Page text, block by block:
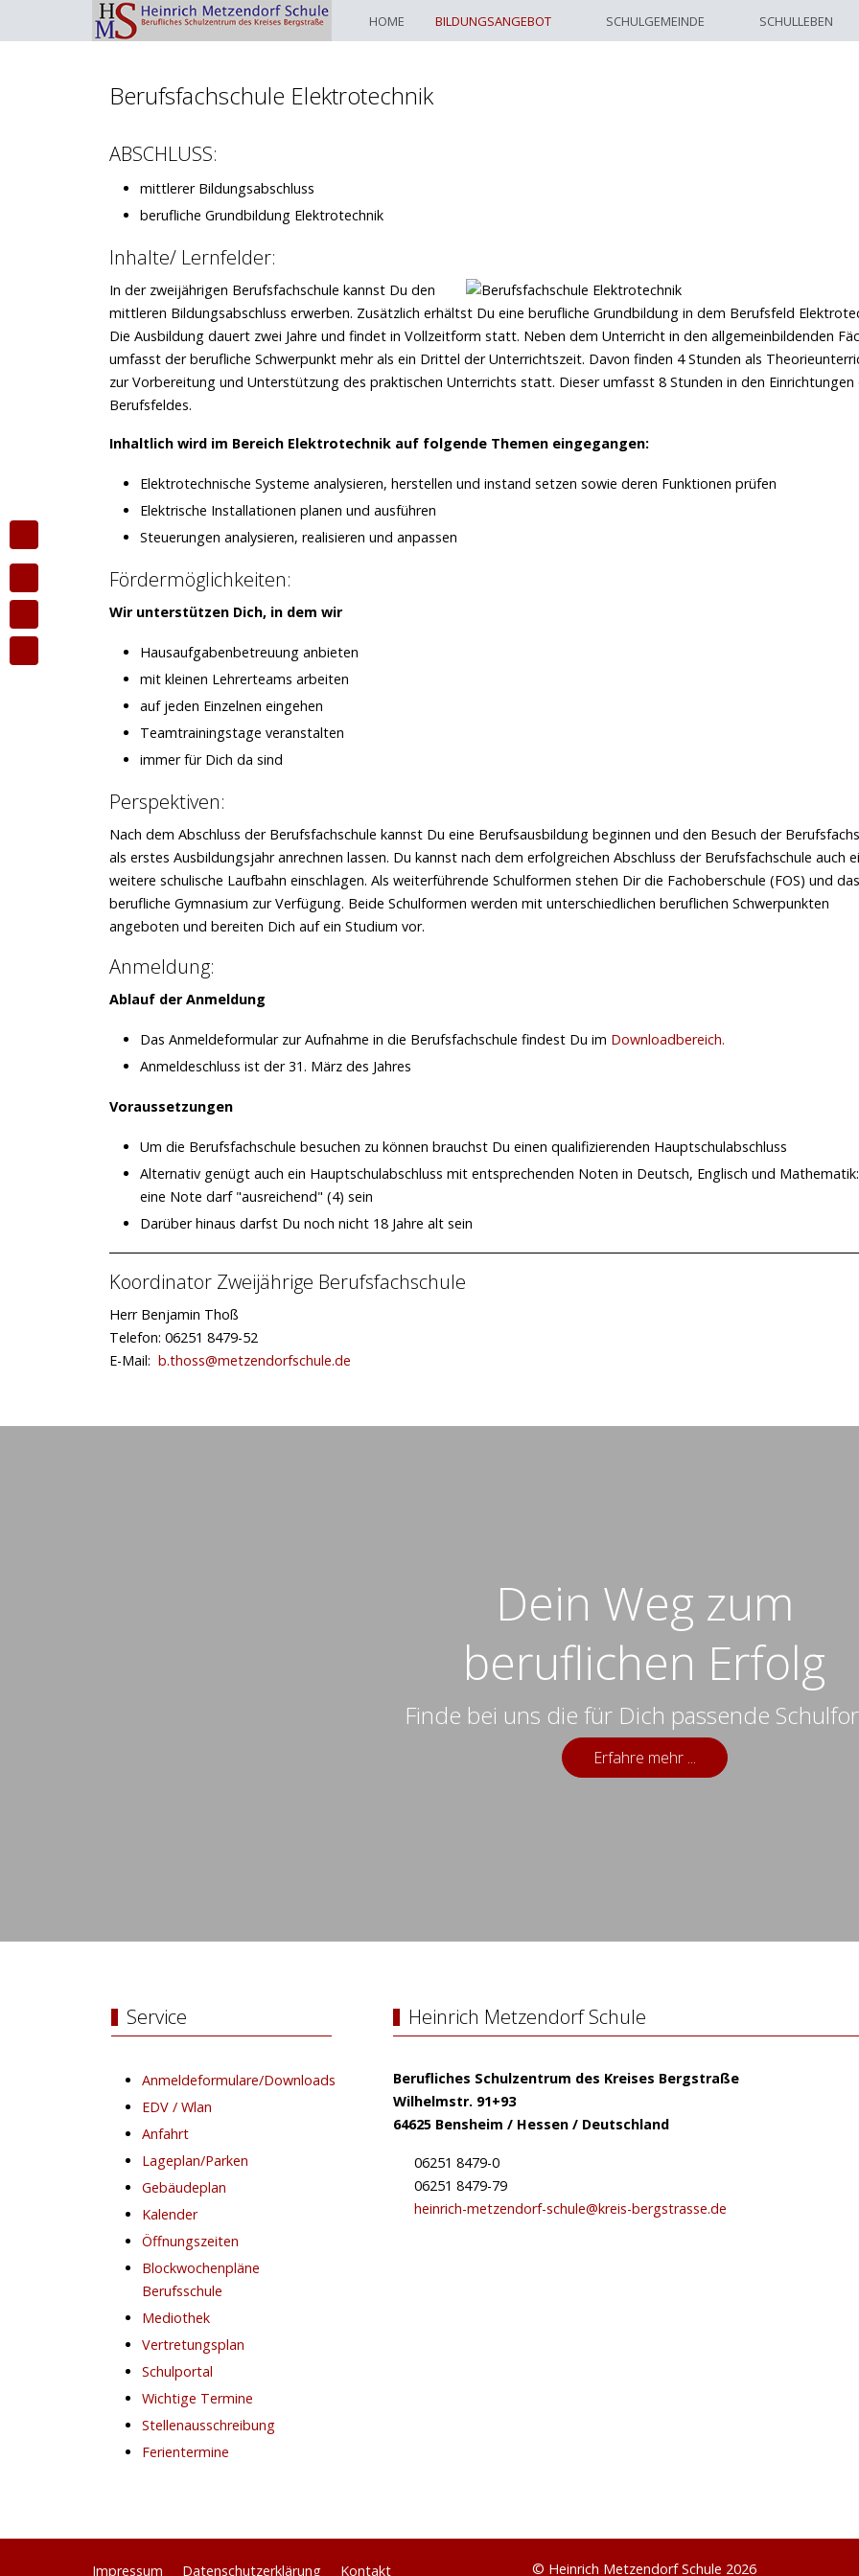
HOME BILDUNGSANGEBOT SCHULGEMEINDE SCHULLEBEN
Berufsfachschule Elektrotechnik
ABSCHLUSS:
mittlerer Bildungsabschluss
berufliche Grundbildung Elektrotechnik
Inhalte/ Lernfelder:
In der zweijährigen Berufsfachschule kannst Du den
mittleren Bildungsabschluss erwerben. Zusätzlich erhältst Du eine berufliche Grundbildung in dem Berufsfeld
Die Ausbildung dauert zwei Jahre und findet in Vollzeitform statt. Neben dem Unterricht in den allgemeinbildenden
umfasst der berufliche Schwerpunkt mehr als ein Drittel der Unterrichtszeit. Davon finden 4 Stunden als
zur Vorbereitung und Unterstützung des praktischen Unterrichts statt. Dieser umfasst 8 Stunden in den Einrichtungen
Berufsfeldes.
Inhaltlich wird im Bereich Elektrotechnik auf folgende Themen eingegangen:
Elektrotechnische Systeme analysieren, herstellen und instand setzen sowie deren Funktionen prüfen
Elektrische Installationen planen und ausführen
Steuerungen analysieren, realisieren und anpassen
Fördermöglichkeiten:
Wir unterstützen Dich, in dem wir
Hausaufgabenbetreuung anbieten
mit kleinen Lehrerteams arbeiten
auf jeden Einzelnen eingehen
Teamtrainingstage veranstalten
immer für Dich da sind
Perspektiven:
Nach dem Abschluss der Berufsfachschule kannst Du eine Berufsausbildung beginnen und den Besuch der
als erstes Ausbildungsjahr anrechnen lassen. Du kannst nach dem erfolgreichen Abschluss der Berufsfachschule auch
weitere schulische Laufbahn einschlagen. Als weiterführende Schulformen stehen Dir die Fachoberschule (FOS) und das
berufliche Gymnasium zur Verfügung. Beide Schulformen werden mit unterschiedlichen beruflichen Schwerpunkten
angeboten und bereiten Dich auf ein Studium vor.
Anmeldung:
Ablauf der Anmeldung
Das Anmeldeformular zur Aufnahme in die Berufsfachschule findest Du im Downloadbereich.
Anmeldeschluss ist der 31. März des Jahres
Voraussetzungen
Um die Berufsfachschule besuchen zu können brauchst Du einen qualifizierenden Hauptschulabschluss
Alternativ genügt auch ein Hauptschulabschluss mit entsprechenden Noten in Deutsch, Englisch und
eine Note darf "ausreichend" (4) sein
Darüber hinaus darfst Du noch nicht 18 Jahre alt sein
Koordinator Zweijährige Berufsfachschule
Herr Benjamin Thoß
Telefon: 06251 8479-52
E-Mail: b.thoss@metzendorfschule.de
Dein Weg zum
beruflichen Erfolg
Finde bei uns die für Dich passende
Erfahre mehr ...
Service
Anmeldeformulare/Downloads
EDV / Wlan
Anfahrt
Lageplan/Parken
Gebäudeplan
Kalender
Öffnungszeiten
Blockwochenpläne
Berufsschule
Mediothek
Vertretungsplan
Schulportal
Wichtige Termine
Stellenausschreibung
Ferientermine
Heinrich Metzendorf Schule
Berufliches Schulzentrum des Kreises Bergstraße
Wilhelmstr. 91+93
64625 Bensheim / Hessen / Deutschland
06251 8479-0
06251 8479-79
heinrich-metzendorf-schule@kreis-bergstrasse.de
Impressum Datenschutzerklärung Kontakt © Heinrich Metzendorf Schule 2026